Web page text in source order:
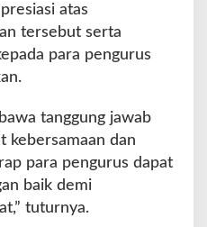
atas
tersebut serta
para pengurus
tanggung jawab
kebersamaan dan
para pengurus dapat
baik demi
tuturnya.